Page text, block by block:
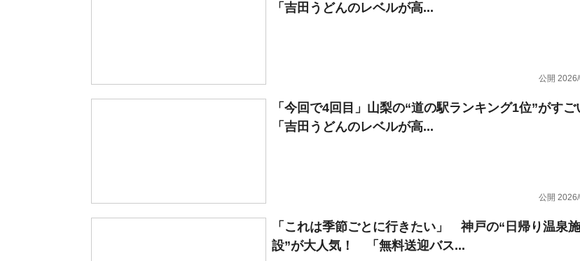
「吉田うどんのレベルが高...
公開
「今回で4回目」山梨の“道の駅ランキング1位”がす
「吉田うどんのレベルが高...
公開
「これは季節ごとに行きたい」 神戸の“日帰り温泉施
設”が大人気！ 「無料送迎バス...